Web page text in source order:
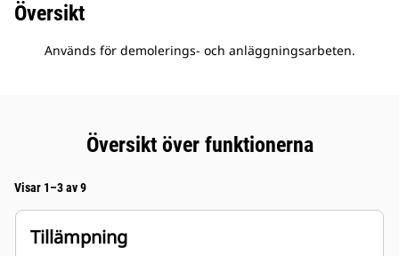
Översikt
Används för demolerings- och anläggningsarbeten.
Översikt över funktionerna
Visar 1–3 av 9
Tillämpning